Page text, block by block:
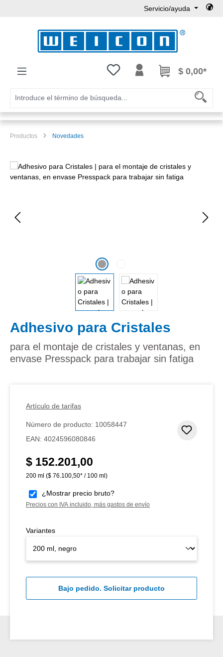
Servicio/ayuda
Tienes 0 artículos en tu lista de
$ 0,00*
Productos Novedades
Omitir galería de imágenes
Adhesivo para Cristales
para el montaje de cristales y ventanas, en
envase Presspack para trabajar sin fatiga
Artículo de tarifas
Número de producto: 10058447
EAN: 4024596080846
Precio normal:
$ 152.201,00
200 ml ($ 76.100,50* / 100 ml)
¿Mostrar precio bruto?
Precios con IVA incluido, más gastos de envío
Variantes
Bajo pedido. Solicitar producto